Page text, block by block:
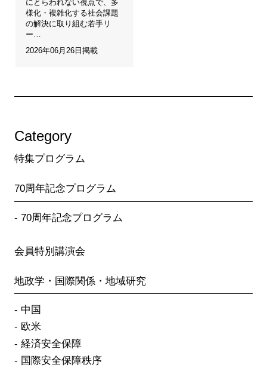
にとらわれない視点で、多
様化・複雑化する社会課題
の解決に取り組む若手リ
ー…
2026年06月26日掲載
Category
特集プログラム
70周年記念プログラム
70周年記念プログラム
会員特別講演会
地政学・国際関係・地域研究
中国
欧米
経済安全保障
国際安全保障秩序